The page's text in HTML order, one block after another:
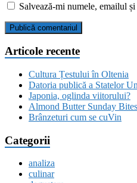
Salvează-mi numele, emailul
Articole recente
Cultura Țestului în Oltenia
Datoria publică a Statelor
Japonia, oglinda viitorului?
Almond Butter Sunday
Brânzeturi cum se cuVin
Categorii
analiza
culinar